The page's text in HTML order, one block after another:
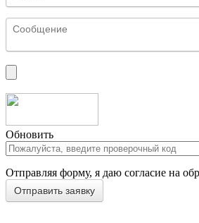
Обновить
Отправляя форму, я даю согласие на